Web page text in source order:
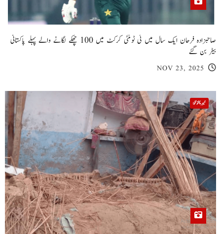
صاحبزادہ فرحان ایک سال میں ٹی ٹوئنٹی کرکٹ میں 100 چھکے لگانے والے پہلے پاکستانی
بیٹر بن گئے
NOV 23, 2025
خیبر پختونخوا